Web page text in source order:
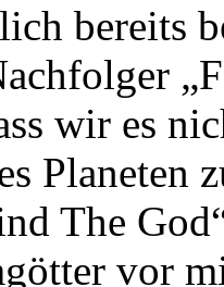
bereits
wir es
Planeten
The
vor